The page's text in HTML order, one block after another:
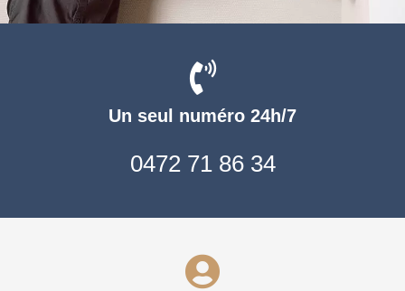
Un seul numéro 24h/7
0472 71 86 34